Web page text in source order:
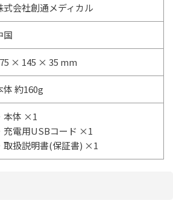
式会社創通メディカル
国
× 145 × 35 mm
体 約160g
本体 ×1
充電用USBコード ×1
取扱説明書(保証書) ×1